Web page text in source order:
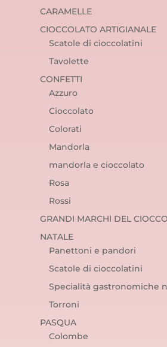
CARAMELLE
CIOCCOLATO ARTIGIANALE
Scatole di cioccolatini
Tavolette
CONFETTI
Azzuro
Cioccolato
Colorati
Mandorla
mandorla e cioccolato
Rosa
Rossi
GRANDI MARCHI DEL
NATALE
Panettoni e pandori
Scatole di cioccolatini
Specialità gastronomiche
Torroni
PASQUA
Colombe